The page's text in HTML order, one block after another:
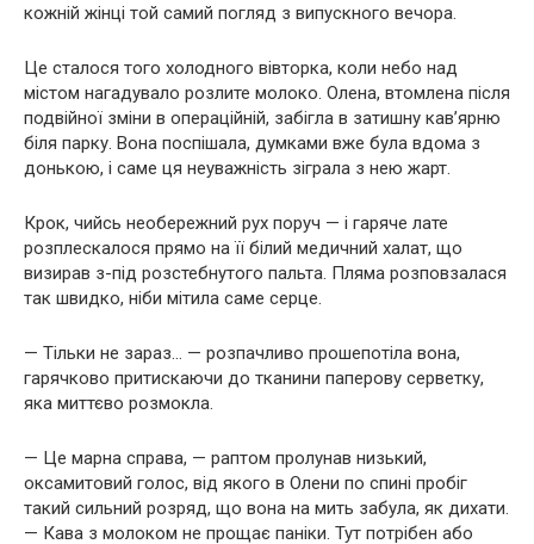
кожній жінці той самий погляд з випускного вечора.
Це сталося того холодного вівторка, коли небо над
містом нагадувало розлите молоко. Олена, втомлена після
подвійної зміни в операційній, забігла в затишну кав’ярню
біля парку. Вона поспішала, думками вже була вдома з
донькою, і саме ця неуважність зіграла з нею жарт.
Крок, чийсь необережний рух поруч — і гаряче лате
розплескалося прямо на її білий медичний халат, що
визирав з-під розстебнутого пальта. Пляма розповзалася
так швидко, ніби мітила саме серце.
— Тільки не зараз… — розпачливо прошепотіла вона,
гарячково притискаючи до тканини паперову серветку,
яка миттєво розмокла.
— Це марна справа, — раптом пролунав низький,
оксамитовий голос, від якого в Олени по спині пробіг
такий сильний розряд, що вона на мить забула, як дихати.
— Кава з молоком не прощає паніки. Тут потрібен або